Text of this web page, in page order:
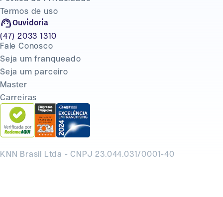
KNN Brasil Ltda - CNPJ 23.044.031/0001-40
Termos de uso
Ouvidoria
(47) 2033 1310
Fale Conosco
Seja um franqueado
Seja um parceiro
Master
Carreiras